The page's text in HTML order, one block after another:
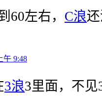
60左右， C浪
午 9:48
3浪3里面，不见